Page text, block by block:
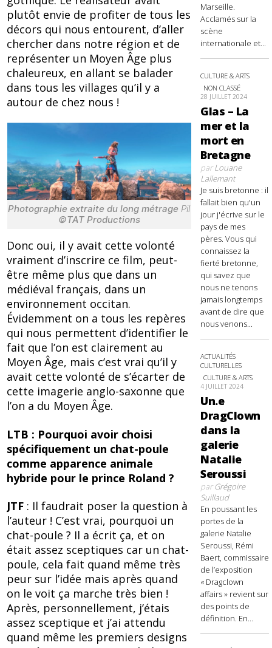
plutôt envie de profiter de tous les
décors qui nous entourent, d’aller
chercher dans notre région et de
représenter un Moyen Âge plus
chaleureux, en allant se balader
dans tous les villages qu’il y a
autour de chez nous !
Photographie extraite du long métrage Pil
©TAT Productions
Donc oui, il y avait cette volonté
vraiment d’inscrire ce film, peut-
être même plus que dans un
médiéval français, dans un
environnement occitan.
Évidemment on a tous les repères
qui nous permettent d’identifier le
fait que l’on est clairement au
Moyen Âge, mais c’est vrai qu’il y
avait cette volonté de s’écarter de
cette imagerie anglo-saxonne que
l’on a du Moyen Âge.
LTB : Pourquoi avoir choisi
spécifiquement un chat-poule
comme apparence animale
hybride pour le prince Roland ?
JTF : Il faudrait poser la question à
l’auteur ! C’est vrai, pourquoi un
chat-poule ? Il a écrit ça, et on
était assez sceptiques car un chat-
poule, cela fait quand même très
peur sur l’idée mais après quand
on le voit ça marche très bien !
Après, personnellement, j’étais
assez sceptique et j’ai attendu
quand même les premiers designs
Marseille.
Acclamés sur la
scène
internationale et...
CULTURE & ARTS
NON CLASSÉ
28 JUILLET 2024
Glas – La
mer et la
mort en
Bretagne
parLouane
Lallemant
Je suis bretonne : il
fallait bien qu'un
jour j'écrive sur le
pays de mes
pères. Vous qui
connaissez la
fierté bretonne,
qui savez que
nous ne tenons
jamais longtemps
avant de dire que
nous venons...
ACTUALITÉS
CULTURELLES
CULTURE & ARTS
4 JUILLET 2024
Un.e
DragClown
dans la
galerie
Natalie
Seroussi
parGrégoire
Suillaud
En poussant les
portes de la
galerie Natalie
Seroussi, Rémi
Baert, commissaire
de l’exposition
« Dragclown
affairs » revient sur
des points de
définition. En...